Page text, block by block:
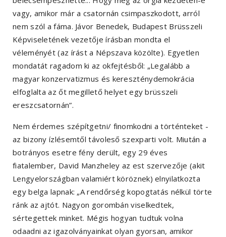
vagy, amikor már a csatornán csimpaszkodott, arról
nem szól a fáma. Jávor Benedek, Budapest Brüsszeli
Képviseletének vezetője írásban mondta el
véleményét (az írást a Népszava közölte). Egyetlen
mondatát ragadom ki az okfejtésből: „Legalább a
magyar konzervatizmus és kereszténydemokrácia
elfoglalta az őt megillető helyet egy brüsszeli
ereszcsatornán”.
Nem érdemes szépítgetni/ finomkodni a történteket -
az bizony ízlésemtől távoleső szexparti volt. Miután a
botrányos esetre fény derült, egy 29 éves
fiatalember, David Manzheley az est szervezője (akit
Lengyelországban valamiért köröznek) elnyilatkozta
egy belga lapnak: „A rendőrség kopogtatás nélkül törte
ránk az ajtót. Nagyon gorombán viselkedtek,
sértegettek minket. Mégis hogyan tudtuk volna
odaadni az igazolványainkat olyan gyorsan, amikor